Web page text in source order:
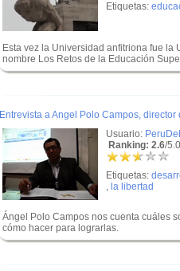
Etiquetas:
Esta vez la Universidad anfitriona fue
nombre Los Retos de la Educación
Entrevista a Angel Polo Campos,
Usuario:
Ranking: 2.6/
Etiquetas:
, la libertad
Ángel Polo Campos nos cuenta cuáles
cómo hacer para lograrlas.